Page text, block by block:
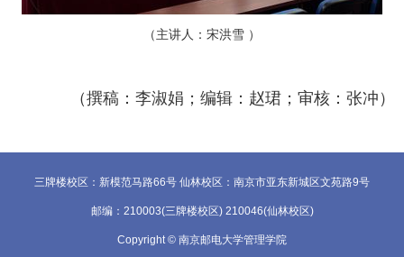
（主讲人：宋洪雪 ）
（撰稿：李淑娟；编辑：赵珺；审核：张冲）
三牌楼校区：新模范马路66号 仙林校区：南京市亚东新城区文苑路9号
邮编：210003(三牌楼校区) 210046(仙林校区)
Copyright © 南京邮电大学管理学院